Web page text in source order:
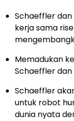
Schaeffler
kerja sama
Memadukan
Schaeffler
Schaeffler
untuk robot
dunia nyata